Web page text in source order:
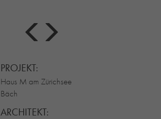
PROJEKT:
Haus M am Zürichsee
Bäch
ARCHITEKT: